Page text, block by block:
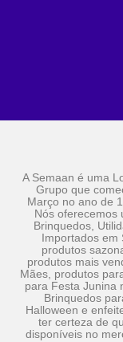
A Semaan é uma
Grupo que
Março no ano de
Nós oferecemos
Brinquedos,
Importados em
produtos
produtos mais
Mães, produtos
para Festa Junina
Brinquedos
Halloween e
ter certeza de
disponíveis no